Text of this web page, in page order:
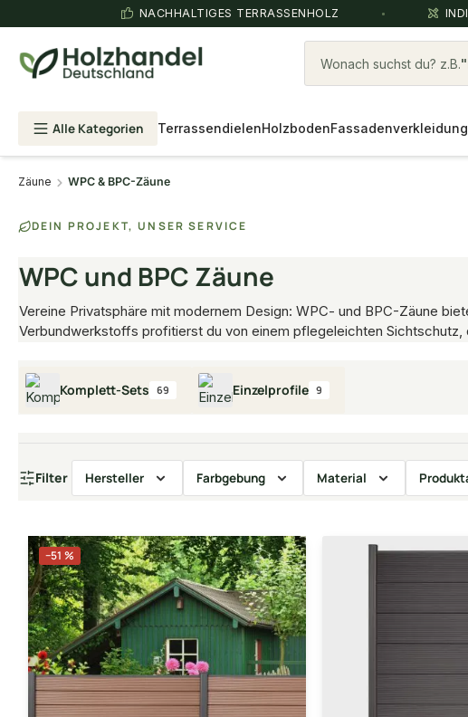
NACHHALTIGES TERRASSENHOLZ
Wonach suchst du? z.B.
Alle Kategorien TerrassendielenHolzbodenFassadenverkleidung
Zäune WPC & BPC-Zäune
DEIN PROJEKT, UNSER SERVICE
WPC und BPC Zäune
Vereine Privatsphäre mit modernem Design: WPC- und BPC-Zäune
Verbundwerkstoffs profitierst du von einem pflegeleichten
Komplett-Sets 69 Einzelprofile 9
Filter Hersteller Farbgebung Material
−51 %